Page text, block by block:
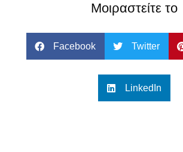
Μοιραστείτε το
Facebook Twitter
LinkedIn